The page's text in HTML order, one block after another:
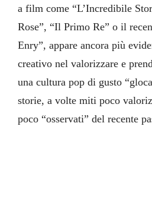
a film come “L’Incredibile
Rose”, “Il Primo Re” o il
Enry”, appare ancora più
creativo nel valorizzare e
una cultura pop di gusto
storie, a volte miti poco
poco “osservati” del recente